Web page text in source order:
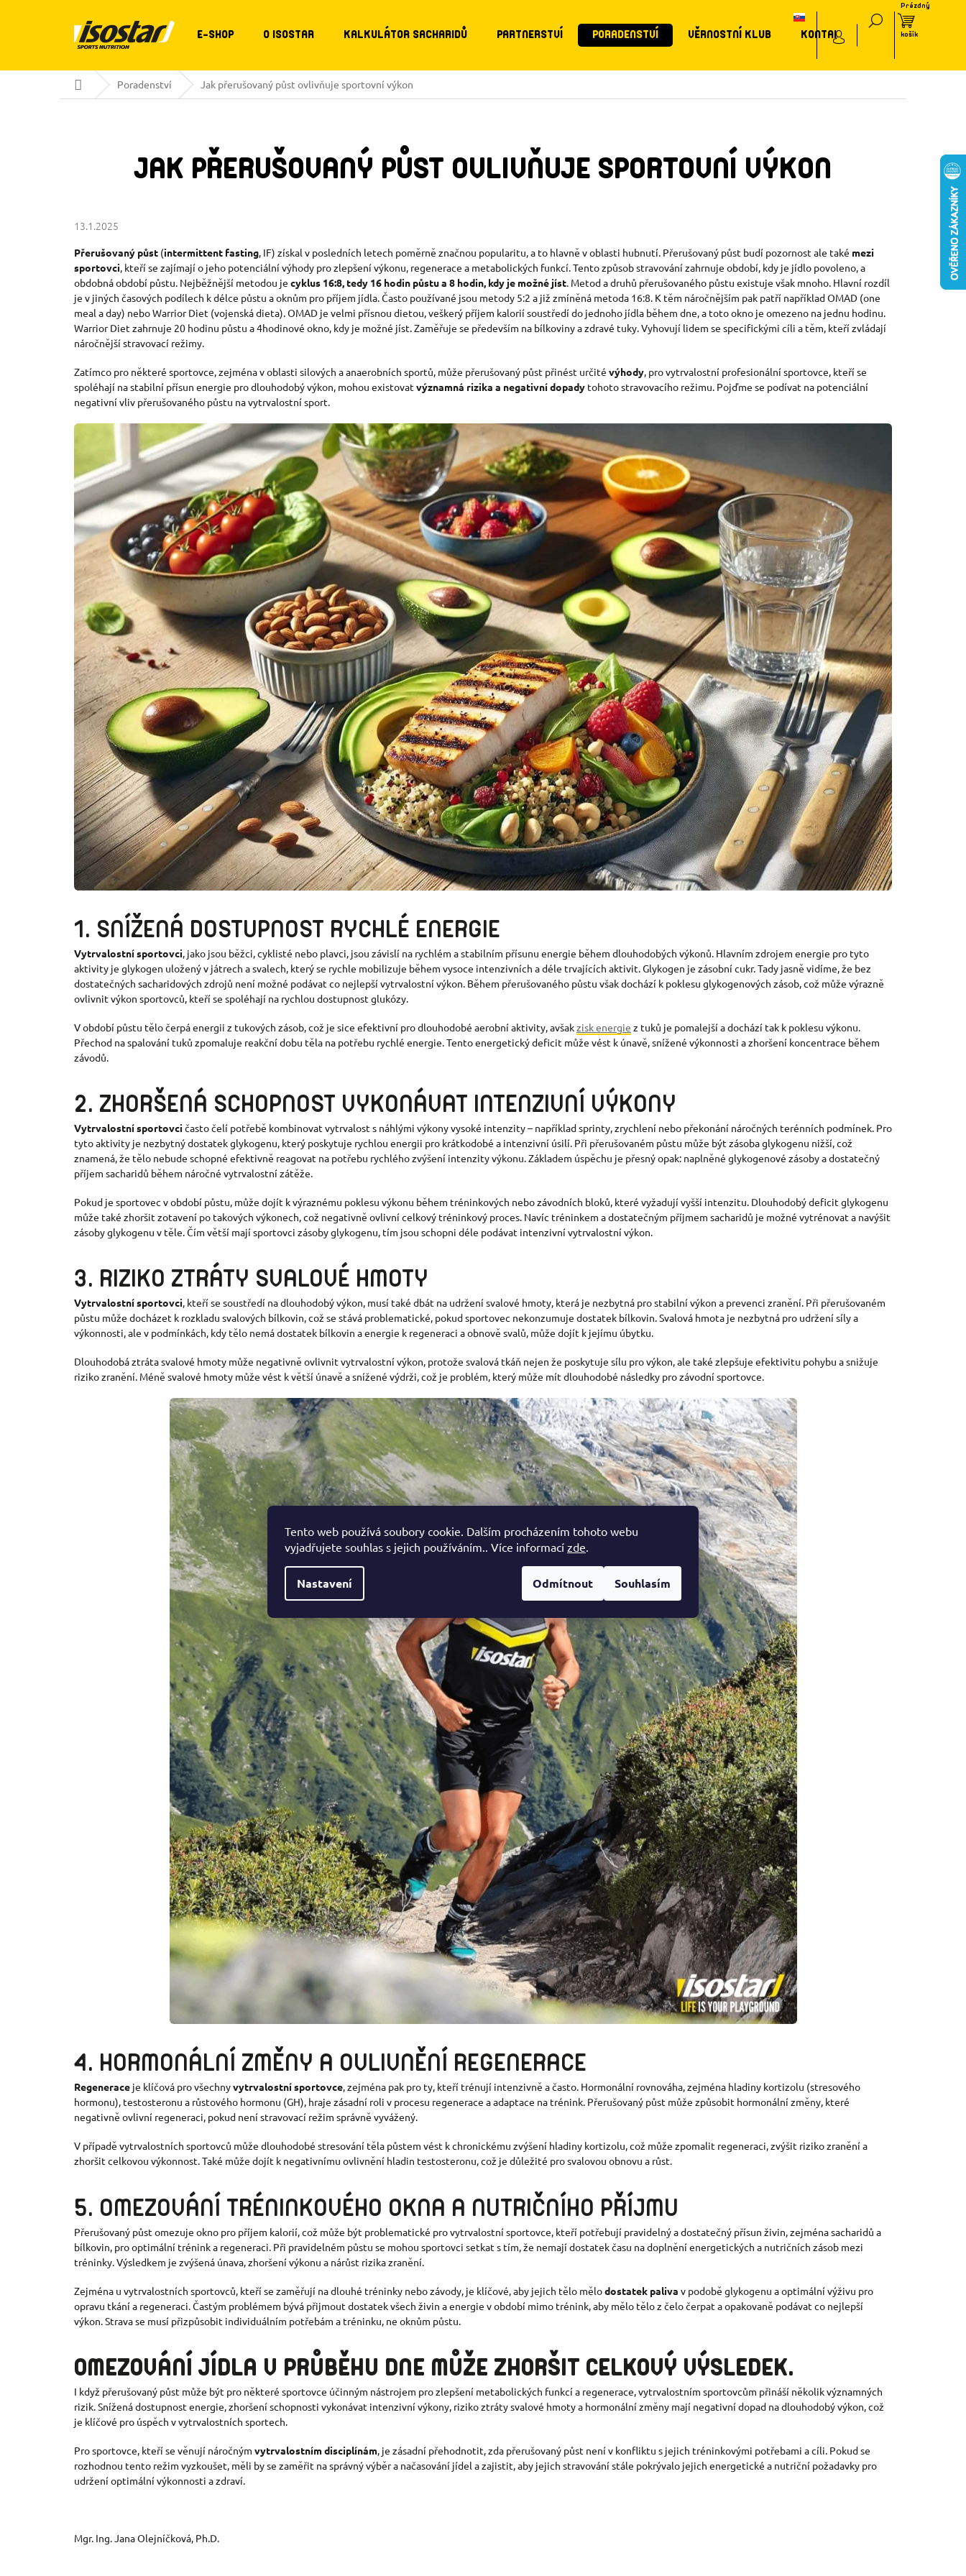
Tento web používá soubory cookie. Dalším procházením tohoto webu
vyjadřujete souhlas s jejich používáním.. Více informací zde
Nastavení Odmítnout Souhlasím
E-SHOP O ISOSTAR KALKULÁTOR SACHARIDŮ PARTNERSTVÍ PORADENSTVÍ VĚRNOSTNÍ KLUB KONTAKT
Domů Poradenství Jak přerušovaný půst ovlivňuje sportovní výkon
JAK PŘERUŠOVANÝ PŮST OVLIVŇUJE SPORTOVNÍ VÝKON
13.1.2025
Přerušovaný půst (intermittent fasting , IF) získal v posledních letech poměrně značnou popularitu, a to hlavně v oblasti hubnutí. Přerušovaný půst budí pozornost ale také mezi
sportovci , kteří se zajímají o jeho potenciální výhody pro zlepšení výkonu, regenerace a metabolických funkcí. Tento způsob stravování zahrnuje období, kdy je jídlo povoleno, a
obdobná období půstu. Nejběžnější metodou je cyklus 16:8, tedy 16 hodin půstu a 8 hodin, kdy je možné jíst . Metod a druhů přerušovaného půstu existuje však mnoho. Hlavní rozdíl
je v jiných časových podílech k délce půstu a oknům pro příjem jídla. Často používané jsou metody 5:2 a již zmíněná metoda 16:8. K těm náročnějším pak patří například OMAD (one
meal a day) nebo Warrior Diet (vojenská dieta). OMAD je velmi přísnou dietou, veškerý příjem kalorií soustředí do jednoho jídla během dne, a toto okno je omezeno na jednu hodinu.
Warrior Diet zahrnuje 20 hodinu půstu a 4hodinové okno, kdy je možné jíst. Zaměřuje se především na bílkoviny a zdravé tuky. Vyhovují lidem se specifickými cíli a těm, kteří zvládají
náročnější stravovací režimy.
Zatímco pro některé sportovce, zejména v oblasti silových a anaerobních sportů, může přerušovaný půst přinést určité výhody , pro vytrvalostní profesionální sportovce, kteří se
spoléhají na stabilní přísun energie pro dlouhodobý výkon, mohou existovat významná rizika a negativní dopady tohoto stravovacího režimu. Pojďme se podívat na potenciální
negativní vliv přerušovaného půstu na vytrvalostní sport.
1. SNÍŽENÁ DOSTUPNOST RYCHLÉ ENERGIE
Vytrvalostní sportovci, jako jsou běžci, cyklisté nebo plavci, jsou závislí na rychlém a stabilním přísunu energie během dlouhodobých výkonů. Hlavním zdrojem energie pro tyto
aktivity je glykogen uložený v játrech a svalech, který se rychle mobilizuje během vysoce intenzivních a déle trvajících aktivit. Glykogen je zásobní cukr. Tady jasně vidíme, že bez
dostatečných sacharidových zdrojů není možné podávat co nejlepší vytrvalostní výkon. Během přerušovaného půstu však dochází k poklesu glykogenových zásob, což může výrazně
ovlivnit výkon sportovců, kteří se spoléhají na rychlou dostupnost glukózy.
V období půstu tělo čerpá energii z tukových zásob, což je sice efektivní pro dlouhodobé aerobní aktivity, avšakzisk energie z tuků je pomalejší a dochází tak k poklesu výkonu.
Přechod na spalování tuků zpomaluje reakční dobu těla na potřebu rychlé energie. Tento energetický deficit může vést k únavě, snížené výkonnosti a zhoršení koncentrace během
závodů.
2. ZHORŠENÁ SCHOPNOST VYKONÁVAT INTENZIVNÍ VÝKONY
Vytrvalostní sportovcičasto čelí potřebě kombinovat vytrvalost s náhlými výkony vysoké intenzity – například sprinty, zrychlení nebo překonání náročných terénních podmínek. Pro
tyto aktivity je nezbytný dostatek glykogenu, který poskytuje rychlou energii pro krátkodobé a intenzivní úsilí. Při přerušovaném půstu může být zásoba glykogenu nižší, což
znamená, že tělo nebude schopné efektivně reagovat na potřebu rychlého zvýšení intenzity výkonu. Základem úspěchu je přesný opak: naplněné glykogenové zásoby a dostatečný
příjem sacharidů během náročné vytrvalostní zátěže.
Pokud je sportovec v období půstu, může dojít k výraznému poklesu výkonu během tréninkových nebo závodních bloků, které vyžadují vyšší intenzitu. Dlouhodobý deficit glykogenu
může také zhoršit zotavení po takových výkonech, což negativně ovlivní celkový tréninkový proces. Navíc tréninkem a dostatečným příjmem sacharidů je možné vytrénovat a navýšit
zásoby glykogenu v těle. Čím větší mají sportovci zásoby glykogenu, tím jsou schopni déle podávat intenzivní vytrvalostní výkon.
3. RIZIKO ZTRÁTY SVALOVÉ HMOTY
Vytrvalostní sportovci, kteří se soustředí na dlouhodobý výkon, musí také dbát na udržení svalové hmoty, která je nezbytná pro stabilní výkon a prevenci zranění. Při přerušovaném
půstu může docházet k rozkladu svalových bílkovin, což se stává problematické, pokud sportovec nekonzumuje dostatek bílkovin. Svalová hmota je nezbytná pro udržení síly a
výkonnosti, ale v podmínkách, kdy tělo nemá dostatek bílkovin a energie k regeneraci a obnově svalů, může dojít k jejímu úbytku.
Dlouhodobá ztráta svalové hmoty může negativně ovlivnit vytrvalostní výkon, protože svalová tkáň nejen že poskytuje sílu pro výkon, ale také zlepšuje efektivitu pohybu a snižuje
riziko zranění. Méně svalové hmoty může vést k větší únavě a snížené výdrži, což je problém, který může mít dlouhodobé následky pro závodní sportovce.
4. HORMONÁLNÍ ZMĚNY A OVLIVNĚNÍ REGENERACE
Regenerace je klíčová pro všechnyvytrvalostní sportovce, zejména pak pro ty, kteří trénují intenzivně a často. Hormonální rovnováha, zejména hladiny kortizolu (stresového
hormonu), testosteronu a růstového hormonu (GH), hraje zásadní roli v procesu regenerace a adaptace na trénink. Přerušovaný půst může způsobit hormonální změny, které
negativně ovlivní regeneraci, pokud není stravovací režim správně vyvážený.
V případě vytrvalostních sportovců může dlouhodobé stresování těla půstem vést k chronickému zvýšení hladiny kortizolu, což může zpomalit regeneraci, zvýšit riziko zranění a
zhoršit celkovou výkonnost. Také může dojít k negativnímu ovlivnění hladin testosteronu, což je důležité pro svalovou obnovu a růst.
5. OMEZOVÁNÍ TRÉNINKOVÉHO OKNA A NUTRIČNÍHO PŘÍJMU
Přerušovaný půst omezuje okno pro příjem kalorií, což může být problematické pro vytrvalostní sportovce, kteří potřebují pravidelný a dostatečný přísun živin, zejména sacharidů a
bílkovin, pro optimální trénink a regeneraci. Při pravidelném půstu se mohou sportovci setkat s tím, že nemají dostatek času na doplnění energetických a nutričních zásob mezi
tréninky. Výsledkem je zvýšená únava, zhoršení výkonu a nárůst rizika zranění.
Zejména u vytrvalostních sportovců, kteří se zaměřují na dlouhé tréninky nebo závody, je klíčové, aby jejich tělo mělodostatek paliva v podobě glykogenu a optimální výživu pro
opravu tkání a regeneraci. Častým problémem bývá přijmout dostatek všech živin a energie v období mimo trénink, aby mělo tělo z čelo čerpat a opakovaně podávat co nejlepší
výkon. Strava se musí přizpůsobit individuálním potřebám a tréninku, ne oknům půstu.
OMEZOVÁNÍ JÍDLA V PRŮBĚHU DNE MŮŽE ZHORŠIT CELKOVÝ VÝSLEDEK.
I když přerušovaný půst může být pro některé sportovce účinným nástrojem pro zlepšení metabolických funkcí a regenerace, vytrvalostním sportovcům přináší několik významných
rizik. Snížená dostupnost energie, zhoršení schopnosti vykonávat intenzivní výkony, riziko ztráty svalové hmoty a hormonální změny mají negativní dopad na dlouhodobý výkon, což
je klíčové pro úspěch v vytrvalostních sportech.
Pro sportovce, kteří se věnují náročným vytrvalostním disciplínám, je zásadní přehodnotit, zda přerušovaný půst není v konfliktu s jejich tréninkovými potřebami a cíli. Pokud se
rozhodnou tento režim vyzkoušet, měli by se zaměřit na správný výběr a načasování jídel a zajistit, aby jejich stravování stále pokrývalo jejich energetické a nutriční požadavky pro
udržení optimální výkonnosti a zdraví.
Mgr. Ing. Jana Olejníčková, Ph.D.